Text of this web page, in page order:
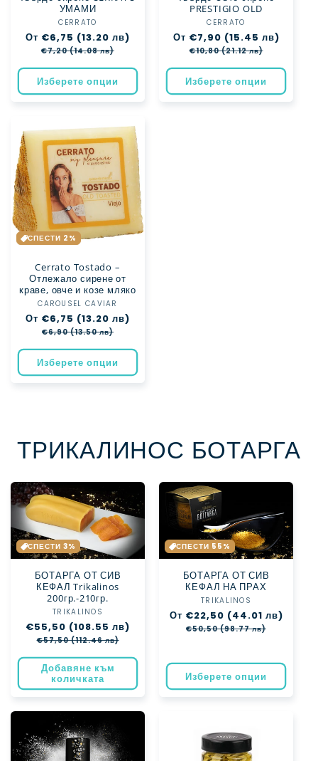
УМАМИ
Доставчик:
CERRATO
Обичайна
цена
От €6,75 (13.20 лв)
€7,20 (14.08 лв)
Изберете опции
PRESTIGIO OLD
Доставчик:
CERRATO
Обичайна
цена
От €7,90 (15.45 лв)
€10,80 (21.12 лв)
Изберете опции
СПЕСТИ 2%
Cerrato Tostado –
Отлежало сирене от
краве, овче и козе мляко
Доставчик:
CAROUSEL CAVIAR
Обичайна
цена
От €6,75 (13.20 лв)
€6,90 (13.50 лв)
Изберете опции
ТРИКАЛИНОС БОТАРГА
СПЕСТИ 3%
БОТАРГА ОТ СИВ
КЕФАЛ Trikalinos
200гр.-210гр.
Доставчик:
TRIKALINOS
Обичайна
цена
€55,50 (108.55 лв)
€57,50 (112.46 лв)
Добавяне към
количката
СПЕСТИ 55%
БОТАРГА ОТ СИВ
КЕФАЛ НА ПРАХ
Доставчик:
TRIKALINOS
Обичайна
цена
От €22,50 (44.01 лв)
€50,50 (98.77 лв)
Изберете опции